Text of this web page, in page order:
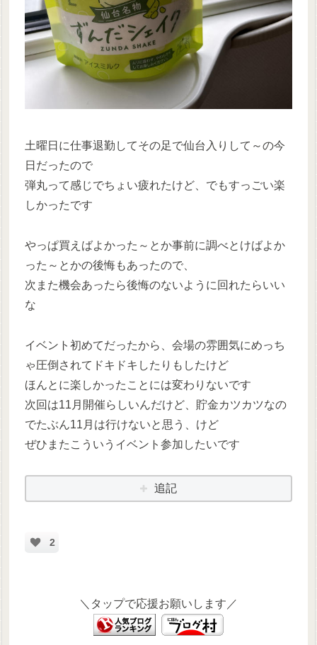
土曜日に仕事退勤してその足で仙台入りして～の今
日だったので
弾丸って感じでちょい疲れたけど、でもすっごい楽
しかったです
やっぱ買えばよかった～とか事前に調べとけばよか
った～とかの後悔もあったので、
次また機会あったら後悔のないように回れたらいい
な
イベント初めてだったから、会場の雰囲気にめっち
ゃ圧倒されてドキドキしたりもしたけど
ほんとに楽しかったことには変わりないです
次回は11月開催らしいんだけど、貯金カツカツなの
でたぶん11月は行けないと思う、けど
ぜひまたこういうイベント参加したいです
追記
2
＼タップで応援お願いします／